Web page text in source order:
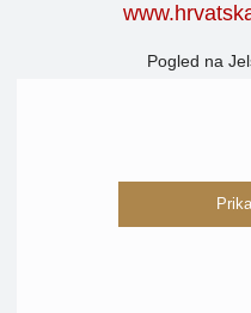
Pogled na